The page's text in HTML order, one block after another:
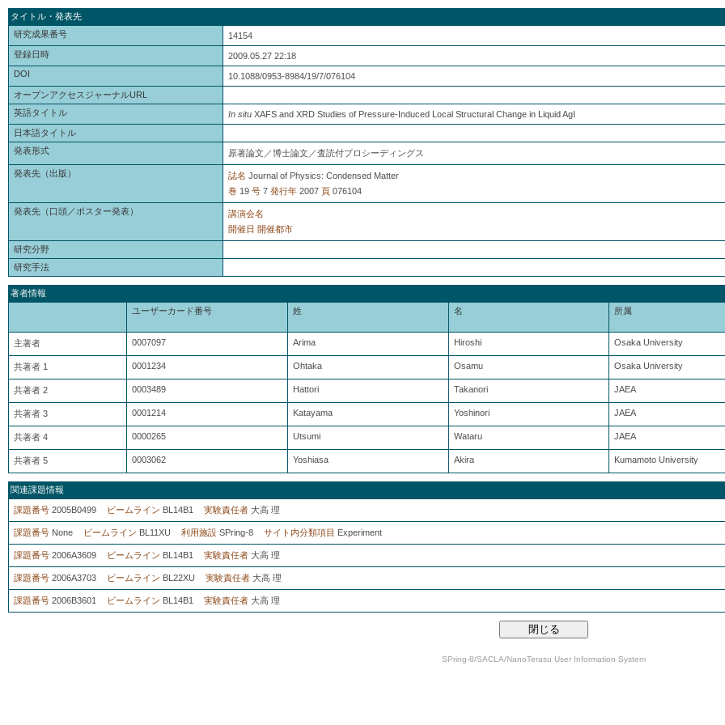
タイトル・発表先
研究成果番号
14154
登録日時
2009.05.27 22:18
DOI
10.1088/0953-8984/19/7/076104
オープンアクセスジャーナルURL
英語タイトル
In situ XAFS and XRD Studies of Pressure-Induced Local Structural Change in Liquid AgI
日本語タイトル
発表形式
原著論文／博士論文／査読付プロシーディングス
発表先（出版） 誌名 Journal of Physics: Condensed Matter
巻 19 号 7 発行年 2007 頁 076104
発表先（口頭／ポスター発表）
講演会名
開催日 開催都市
研究分野
研究手法
著者情報
ユーザーカード番号
姓 名 所属
主著者 0007097 Arima Hiroshi Osaka University
共著者 1 0001234 Ohtaka Osamu Osaka University
共著者 2 0003489 Hattori Takanori JAEA
共著者 3 0001214 Katayama Yoshinori JAEA
共著者 4 0000265 Utsumi Wataru JAEA
共著者 5 0003062 Yoshiasa Akira Kumamoto University
関連課題情報
課題番号 2005B0499 ビームライン BL14B1 実験責任者 大高 理
課題番号 None ビームライン BL11XU 利用施設 SPring-8 サイト内分類項目 Experiment
課題番号 2006A3609 ビームライン BL14B1 実験責任者 大高 理
課題番号 2006A3703 ビームライン BL22XU 実験責任者 大高 理
課題番号 2006B3601 ビームライン BL14B1 実験責任者 大高 理
SPring-8/SACLA/NanoTerasu User Information System